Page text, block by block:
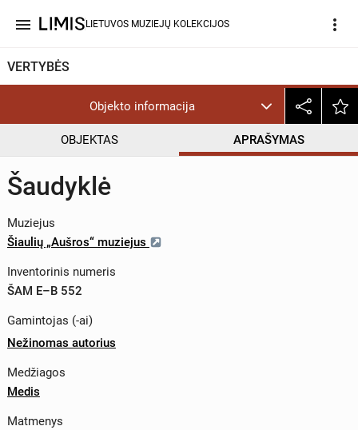
menu LIETUVOS MUZIEJŲ KOLEKCIJOS more_vert
VERTYBĖS
Objekto informacija
OBJEKTAS APRAŠYMAS
Šaudyklė
Muziejus
Šiaulių „Aušros“ muziejus
Inventorinis numeris
ŠAM E–B 552
Gamintojas (-ai)
Nežinomas autorius
Medžiagos
Medis
Matmenys